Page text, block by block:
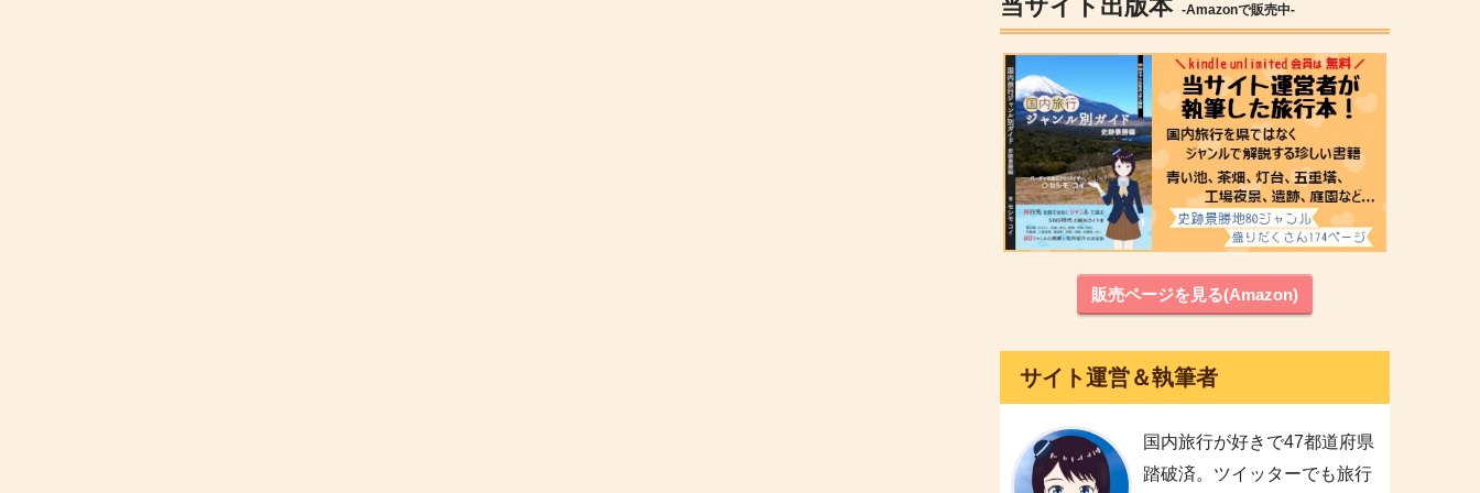
当サイト出版本 -Amazonで販売中-
販売ページを見る(Amazon)
サイト運営＆執筆者
国内旅行が好きで47都道府県
踏破済。ツイッターでも旅行